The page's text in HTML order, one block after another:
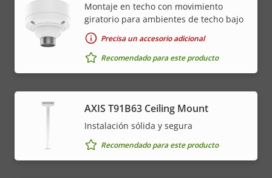
Montaje en techo con movimiento
giratorio para ambientes de techo bajo
Precisa un accesorio adicional
Recomendado para este producto
AXIS T91B63 Ceiling Mount
Instalación sólida y segura
Recomendado para este producto